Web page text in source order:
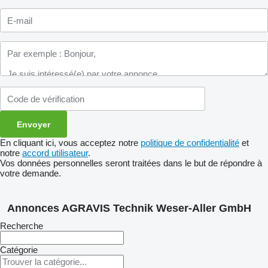
En cliquant ici, vous acceptez notre politique de confidentialité et
notre accord utilisateur.
Vos données personnelles seront traitées dans le but de répondre à
votre demande.
Annonces AGRAVIS Technik Weser-Aller GmbH
Recherche
Catégorie